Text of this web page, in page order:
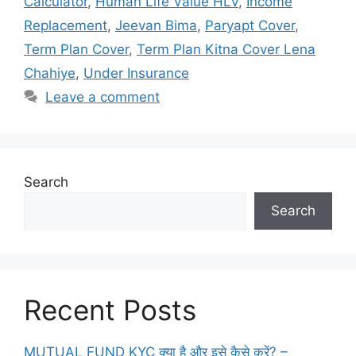
k o
k
p
g
er
n
y
P
a
g
M
ai
l
Replacement, Jeevan Bima, Paryapt Cover,
Term Plan Cover, Term Plan Kitna Cover Lena
Chahiye, Under Insurance
Leave a comment
Search
Search
Recent Posts
MUTUAL FUND KYC क्या है और इसे कैसे करें? –